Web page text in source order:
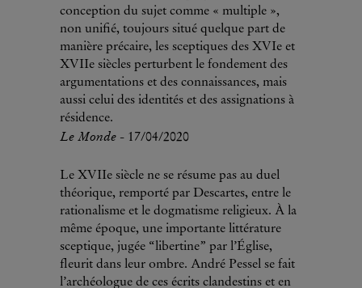
conception du sujet comme « multiple »,
non unifié, toujours situé quelque part de
manière précaire, les sceptiques des XVIe et
XVIIe siècles perturbent le fondement des
argumentations et des connaissances, mais
aussi celui des identités et des assignations à
résidence.
Le Monde - 17/04/2020
Le XVIIe siècle ne se résume pas au duel
théorique, remporté par Descartes, entre le
rationalisme et le dogmatisme religieux. À la
même époque, une importante littérature
sceptique, jugée “libertine” par l’Église,
fleurit dans leur ombre. André Pessel se fait
l’archéologue de ces écrits clandestins et en